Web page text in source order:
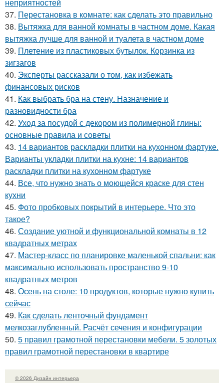
неприятностей
37. Перестановка в комнате: как сделать это правильно
38. Вытяжка для ванной комнаты в частном доме. Какая
вытяжка лучше для ванной и туалета в частном доме
39. Плетение из пластиковых бутылок. Корзинка из
зигзагов
40. Эксперты рассказали о том, как избежать
финансовых рисков
41. Как выбрать бра на стену. Назначение и
разновидности бра
42. Уход за посудой с декором из полимерной глины:
основные правила и советы
43. 14 вариантов раскладки плитки на кухонном фартуке.
Варианты укладки плитки на кухне: 14 вариантов
раскладки плитки на кухонном фартуке
44. Все, что нужно знать о моющейся краске для стен
кухни
45. Фото пробковых покрытий в интерьере. Что это
такое?
46. Создание уютной и функциональной комнаты в 12
квадратных метрах
47. Мастер-класс по планировке маленькой спальни: как
максимально использовать пространство 9-10
квадратных метров
48. Осень на столе: 10 продуктов, которые нужно купить
сейчас
49. Как сделать ленточный фундамент
мелкозаглубленный. Расчёт сечения и конфигурации
50. 5 правил грамотной перестановки мебели. 5 золотых
правил грамотной перестановки в квартире
© 2026 Дизайн интерьера